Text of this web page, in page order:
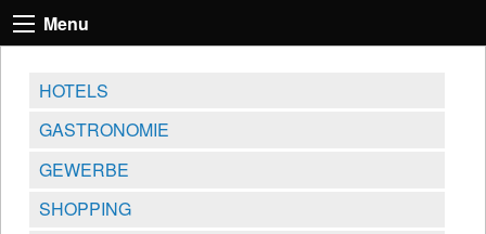
Menu
HOTELS
GASTRONOMIE
GEWERBE
SHOPPING